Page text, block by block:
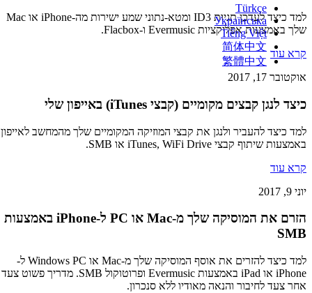
Türkçe
Українська
Tiếng Việt
简体中文
繁體中文
למד כיצד לעדכן תגיות ID3 ומטא-נתוני שמע ישירות מה-iPhone או Mac
שלך באמצעות אפליקציות Evermusic ו-Flacbox.
קרא עוד
אוקטובר 17, 2017
כיצד לנגן קבצים מקומיים (קבצי iTunes) באייפון שלי
למד כיצד להעביר ולנגן את קבצי המוזיקה המקומיים שלך מהמחשב לאייפון
באמצעות שיתוף קבצי iTunes, WiFi Drive או SMB.
קרא עוד
יוני 9, 2017
הזרם את המוסיקה שלך מ-Mac או PC ל-iPhone באמצעות
SMB
למד כיצד להזרים את אוסף המוסיקה שלך מ-Mac או Windows PC ל-
iPhone או iPad באמצעות Evermusic ופרוטוקול SMB. מדריך פשוט צעד
אחר צעד לחיבור והנאה מאודיו ללא סנכרון.